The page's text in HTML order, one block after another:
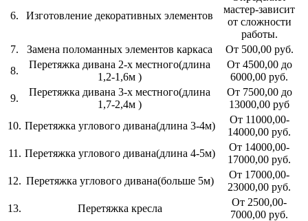
6. Изготовление декоративных элементов
мастер-зависит
от сложности
работы.
7.
Замена поломанных элементов каркаса
От 500,00 руб.
8.
Перетяжка дивана 2-х местного(длина
1,2-1,6м )
От 4500,00 до
6000,00 руб.
9.
Перетяжка дивана 3-х местного(длина
1,7-2,4м )
От 7500,00 до
13000,00 руб
10. Перетяжка углового дивана(длина 3-4м)
От 11000,00-
14000,00 руб.
11. Перетяжка углового дивана(длина 4-5м)
От 14000,00-
17000,00 руб.
12. Перетяжка углового дивана(больше 5м)
От 17000,00-
23000,00 руб.
13.
Перетяжка кресла
От 2500,00-
7000,00 руб.